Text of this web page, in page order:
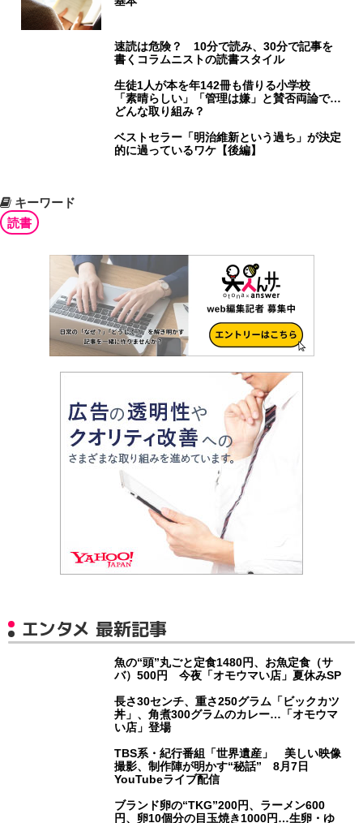
速読は危険？ 10分で読み、30分で記事を
書くコラムニストの読書スタイル
生徒1人が本を年142冊も借りる小学校
「素晴らしい」「管理は嫌」と賛否両論で…
どんな取り組み？
ベストセラー「明治維新という過ち」が決定
的に過っているワケ【後編】
キーワード
読書
エンタメ 最新記事
魚の“頭”丸ごと定食1480円、お魚定食（サ
バ）500円 今夜「オモウマい店」夏休みSP
長さ30センチ、重さ250グラム「ビックカツ
丼」、角煮300グラムのカレー…「オモウマ
い店」登場
TBS系・紀行番組「世界遺産」 美しい映像
撮影、制作陣が明かす“秘話” 8月7日
YouTubeライブ配信
ブランド卵の“TKG”200円、ラーメン600
円、卵10個分の目玉焼き1000円…生卵・ゆ